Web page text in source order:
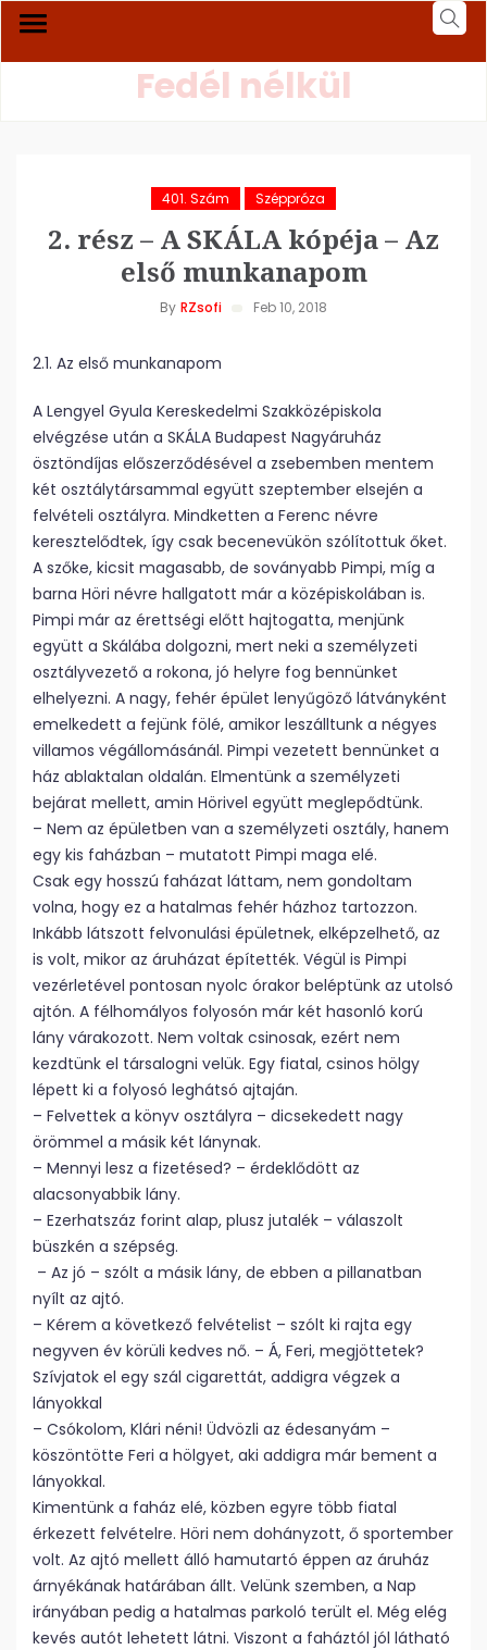
Fedél nélkül
401. Szám Széppróza
2. rész – A SKÁLA kópéja – Az
első munkanapom
By RZsofi Feb 10, 2018
2.1. Az első munkanapom
A Lengyel Gyula Kereskedelmi Szakközépiskola
elvégzése után a SKÁLA Budapest Nagyáruház
ösztöndíjas előszerződésével a zsebemben mentem
két osztálytársammal együtt szeptember elsején a
felvételi osztályra. Mindketten a Ferenc névre
keresztelődtek, így csak becenevükön szólítottuk őket.
A szőke, kicsit magasabb, de soványabb Pimpi, míg a
barna Höri névre hallgatott már a középiskolában is.
Pimpi már az érettségi előtt hajtogatta, menjünk
együtt a Skálába dolgozni, mert neki a személyzeti
osztályvezető a rokona, jó helyre fog bennünket
elhelyezni. A nagy, fehér épület lenyűgöző látványként
emelkedett a fejünk fölé, amikor leszálltunk a négyes
villamos végállomásánál. Pimpi vezetett bennünket a
ház ablaktalan oldalán. Elmentünk a személyzeti
bejárat mellett, amin Hörivel együtt meglepődtünk.
– Nem az épületben van a személyzeti osztály, hanem
egy kis faházban – mutatott Pimpi maga elé.
Csak egy hosszú faházat láttam, nem gondoltam
volna, hogy ez a hatalmas fehér házhoz tartozzon.
Inkább látszott felvonulási épületnek, elképzelhető, az
is volt, mikor az áruházat építették. Végül is Pimpi
vezérletével pontosan nyolc órakor beléptünk az utolsó
ajtón. A félhomályos folyosón már két hasonló korú
lány várakozott. Nem voltak csinosak, ezért nem
kezdtünk el társalogni velük. Egy fiatal, csinos hölgy
lépett ki a folyosó leghátsó ajtaján.
– Felvettek a könyv osztályra – dicsekedett nagy
örömmel a másik két lánynak.
– Mennyi lesz a fizetésed? – érdeklődött az
alacsonyabbik lány.
– Ezerhatszáz forint alap, plusz jutalék – válaszolt
büszkén a szépség.
– Az jó – szólt a másik lány, de ebben a pillanatban
nyílt az ajtó.
– Kérem a következő felvételist – szólt ki rajta egy
negyven év körüli kedves nő. – Á, Feri, megjöttetek?
Szívjatok el egy szál cigarettát, addigra végzek a
lányokkal
– Csókolom, Klári néni! Üdvözli az édesanyám –
köszöntötte Feri a hölgyet, aki addigra már bement a
lányokkal.
Kimentünk a faház elé, közben egyre több fiatal
érkezett felvételre. Höri nem dohányzott, ő sportember
volt. Az ajtó mellett álló hamutartó éppen az áruház
árnyékának határában állt. Velünk szemben, a Nap
irányában pedig a hatalmas parkoló terült el. Még elég
kevés autót lehetett látni. Viszont a faháztól jól látható